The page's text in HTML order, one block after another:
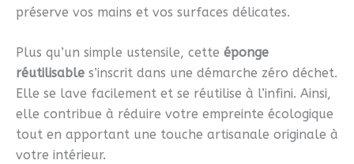
préserve vos mains et vos surfaces délicates.
Plus qu’un simple ustensile, cette éponge
réutilisable s’inscrit dans une démarche zéro déchet.
Elle se lave facilement et se réutilise à l’infini. Ainsi,
elle contribue à réduire votre empreinte écologique
tout en apportant une touche artisanale originale à
votre intérieur.